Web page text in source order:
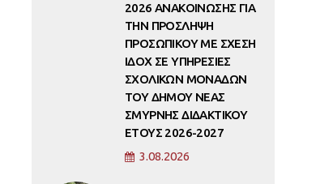
2026 ΑΝΑΚΟΙΝΩΣΗΣ ΓΙΑ
ΤΗΝ ΠΡΟΣΛΗΨΗ
ΠΡΟΣΩΠΙΚΟΥ ΜΕ ΣΧΕΣΗ
ΙΔΟΧ ΣΕ ΥΠΗΡΕΣΙΕΣ
ΣΧΟΛΙΚΩΝ ΜΟΝΑΔΩΝ
ΤΟΥ ΔΗΜΟΥ ΝΕΑΣ
ΣΜΥΡΝΗΣ ΔΙΔΑΚΤΙΚΟΥ
ΕΤΟΥΣ 2026-2027
3.08.2026